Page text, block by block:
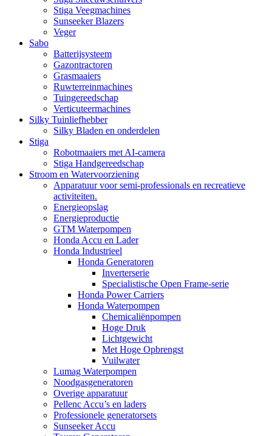
Stiga Veegmachines
Sunseeker Blazers
Veger
Sabo
Batterijsysteem
Gazontractoren
Grasmaaiers
Ruwterreinmachines
Tuingereedschap
Verticuteermachines
Silky Tuinliefhebber
Silky Bladen en onderdelen
Stiga
Robotmaaiers met AI-camera
Stiga Handgereedschap
Stroom en Watervoorziening
Apparatuur voor semi-professionals en recreatieve
activiteiten.
Energieopslag
Energieproductie
GTM Waterpompen
Honda Accu en Lader
Honda Industrieel
Honda Generatoren
Inverterserie
Specialistische Open Frame-serie
Honda Power Carriers
Honda Waterpompen
Chemicaliënpompen
Hoge Druk
Lichtgewicht
Met Hoge Opbrengst
Vuilwater
Lumag Waterpompen
Noodgasgeneratoren
Overige apparatuur
Pellenc Accu’s en laders
Professionele generatorsets
Sunseeker Accu